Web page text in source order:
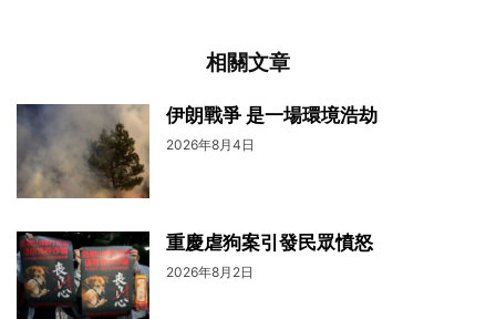
相關文章
伊朗戰爭 是一場環境浩劫
2026年8月4日
重慶虐狗案引發民眾憤怒
2026年8月2日